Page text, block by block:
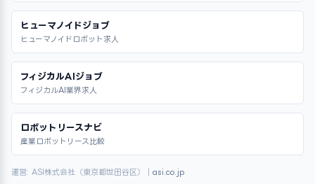
ヒューマノイドジョブ
ヒューマノイドロボット求人
フィジカルAIジョブ
フィジカルAI業界求人
ロボットリースナビ
産業ロボットリース比較
運営: ASI株式会社（東京都世田谷区）｜ asi.co.jp